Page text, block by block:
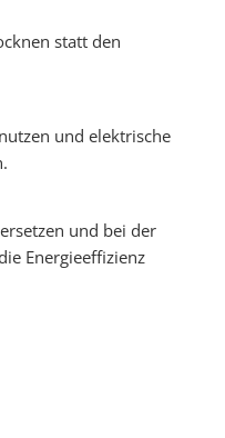
statt den
und elektrische
und bei der
Energieeffizienz